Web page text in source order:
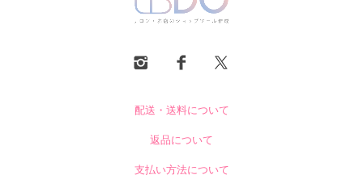
配送・送料について
返品について
支払い方法について